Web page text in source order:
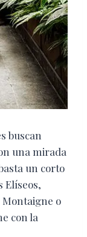
buscan
una mirada
un corto
Elíseos,
Montaigne o
con la